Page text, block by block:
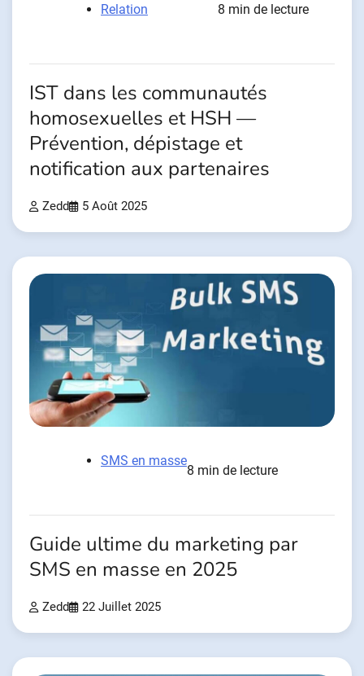
Relation
8 min de lecture
IST dans les communautés
homosexuelles et HSH —
Prévention, dépistage et
notification aux partenaires
Zedd 5 Août 2025
SMS en masse
8 min de lecture
Guide ultime du marketing par
SMS en masse en 2025
Zedd 22 Juillet 2025